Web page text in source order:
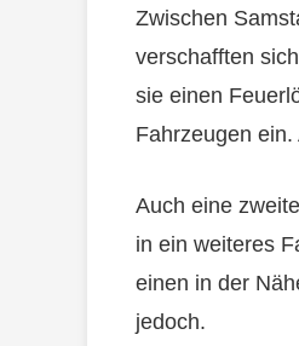
Zwischen
verschafften
sie einen
Fahrzeugen
Auch eine
in ein weiteres
einen in der
jedoch.